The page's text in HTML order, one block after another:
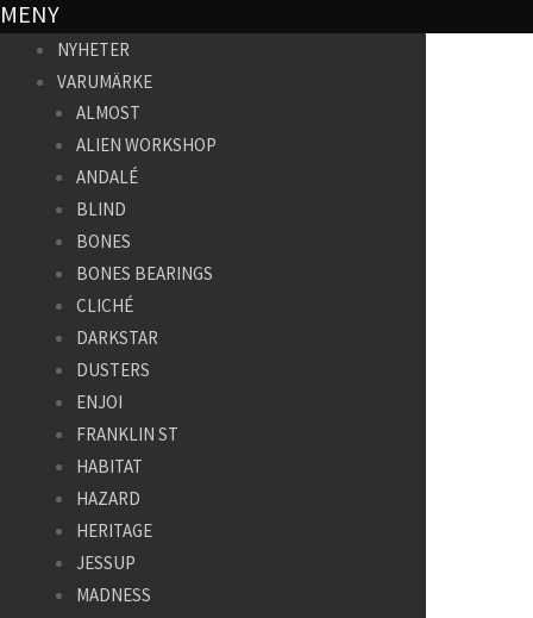
MENY
NYHETER
VARUMÄRKE
ALMOST
ALIEN WORKSHOP
ANDALÉ
BLIND
BONES
BONES BEARINGS
CLICHÉ
DARKSTAR
DUSTERS
ENJOI
FRANKLIN ST
HABITAT
HAZARD
HERITAGE
JESSUP
MADNESS